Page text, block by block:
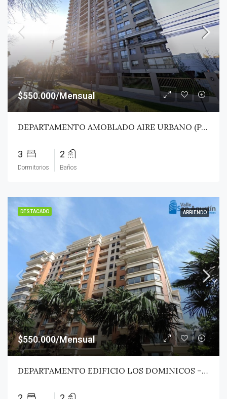
$550.000/Mensual
DEPARTAMENTO AMOBLADO AIRE URBANO (PAZ) – TALCA
3
Dormitorios
2
Baños
DESTACADO ARRIENDO
$550.000/Mensual
DEPARTAMENTO EDIFICIO LOS DOMINICOS – TALCA